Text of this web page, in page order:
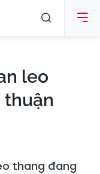
leo
thuận
thang đang